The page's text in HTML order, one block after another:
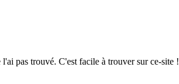
pas trouvé. C'est facile à trouver sur ce-site !